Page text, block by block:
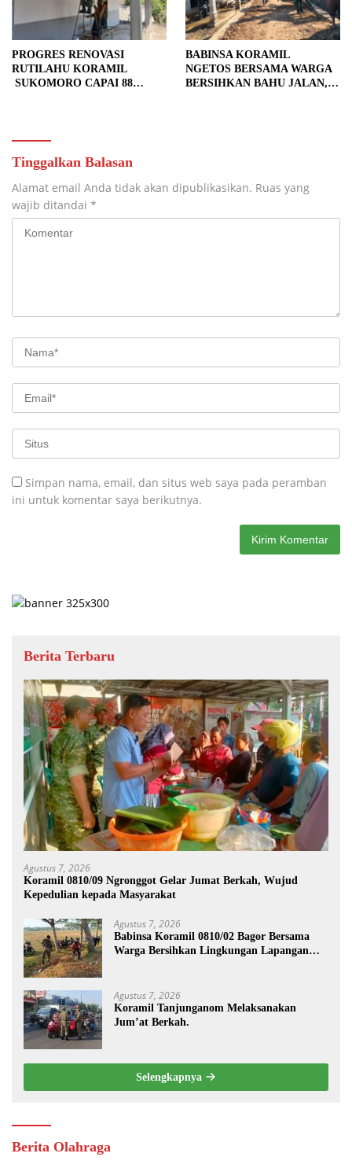
PROGRES RENOVASI
RUTILAHU KORAMIL
SUKOMORO CAPAI 88
BABINSA KORAMIL
NGETOS BERSAMA WARGA
BERSIHKAN BAHU JALAN,
Tinggalkan Balasan
Alamat email Anda tidak akan dipublikasikan. Ruas yang
wajib ditandai *
Simpan nama, email, dan situs web saya pada peramban
ini untuk komentar saya berikutnya.
Berita Terbaru
Agustus 7, 2026
Koramil 0810/09 Ngronggot Gelar Jumat Berkah, Wujud
Kepedulian kepada Masyarakat
Agustus 7, 2026
Babinsa Koramil 0810/02 Bagor Bersama
Warga Bersihkan Lingkungan Lapangan
Agustus 7, 2026
Koramil Tanjunganom Melaksanakan
Jum’at Berkah.
Selengkapnya
Berita Olahraga